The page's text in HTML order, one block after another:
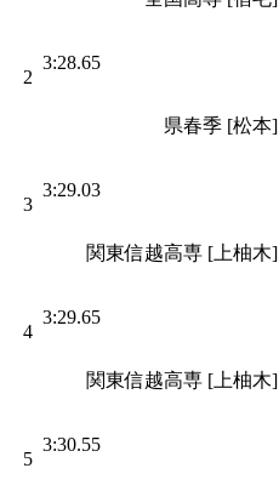
2
3:28.65
県春季 [松本]
3
3:29.03
関東信越高専 [上柚木]
4
3:29.65
関東信越高専 [上柚木]
5
3:30.55